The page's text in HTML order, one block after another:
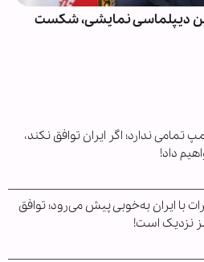
عربستان آمار تلفات و خسارات
تمامی ندارد؛ اگر ایران توافق نکند،
داد!
با ایران به‌خوبی پیش می‌رود؛ توافق
نزدیک است!